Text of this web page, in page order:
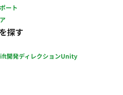
ート
探す
開発ディレクションUnity